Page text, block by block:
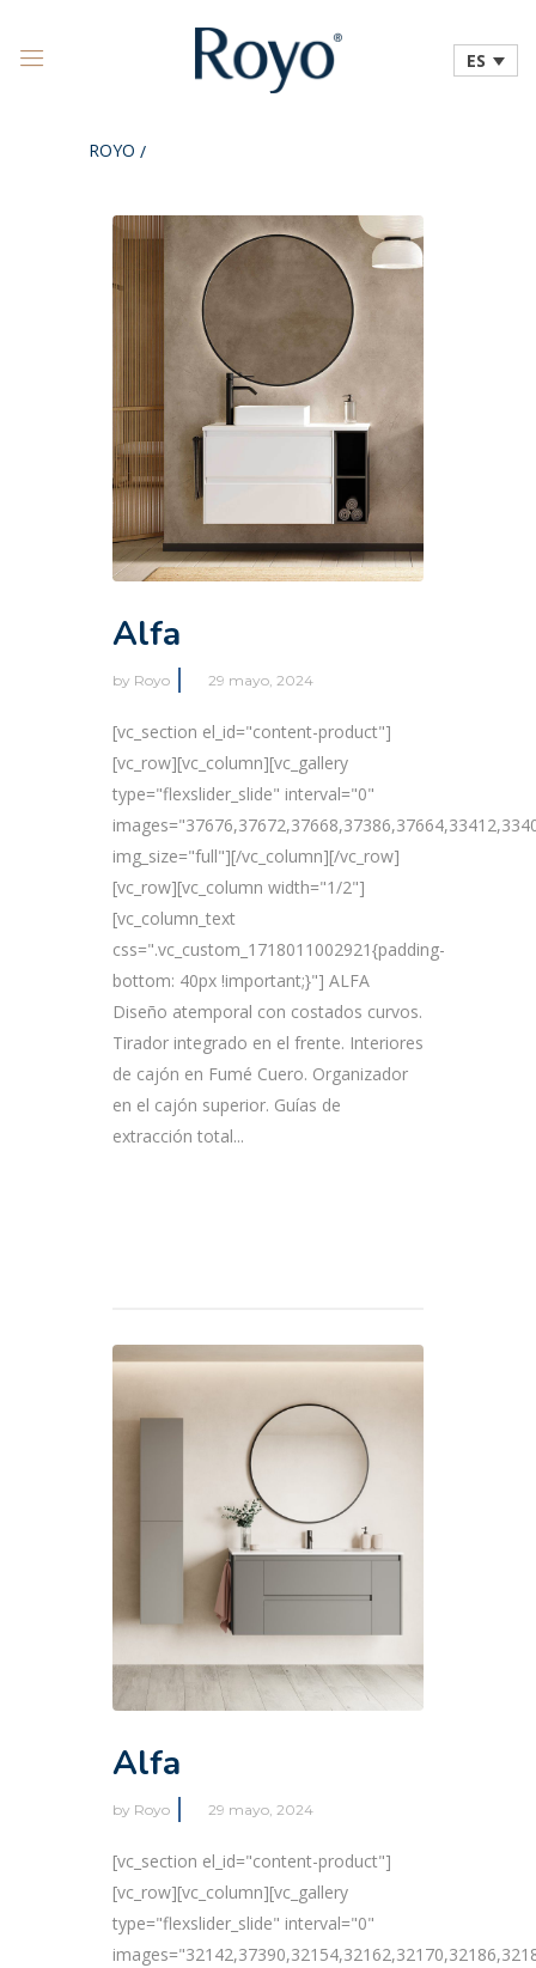
ES
ROYO /
Alfa
by Royo 29 mayo, 2024
[vc_section el_id="content-product"]
[vc_row][vc_column][vc_gallery
type="flexslider_slide" interval="0"
img_size="full"][/vc_column][/vc_row]
[vc_row][vc_column width="1/2"]
[vc_column_text
css=".vc_custom_1718011002921{padding-
bottom: 40px !important;}"] ALFA
Diseño atemporal con costados curvos.
Tirador integrado en el frente. Interiores
de cajón en Fumé Cuero. Organizador
en el cajón superior. Guías de
extracción total...
Alfa
by Royo 29 mayo, 2024
[vc_section el_id="content-product"]
[vc_row][vc_column][vc_gallery
type="flexslider_slide" interval="0"